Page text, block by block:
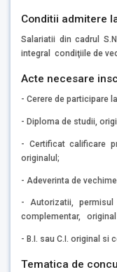
Conditii admitere
Salariatii din cadrul
integral condiţiile de
Acte necesare
- Cerere de participare
- Diploma de studii,
- Certificat calificare
originalul;
- Adeverinta de
- Autorizatii,
complementar,
- B.I. sau C.I. original si
Tematica de